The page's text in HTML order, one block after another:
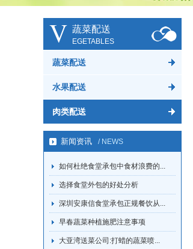
V 蔬菜配送
EGETABLES
蔬菜配送
水果配送
肉类配送
新闻资讯 / NEWS
如何杜绝食堂承包中食材浪费的...
选择食堂外包的好处分析
深圳安康信食堂承包正规餐饮从...
早春蔬菜种植施肥注意事项
大亚湾送菜公司:打蜡的蔬菜喷...